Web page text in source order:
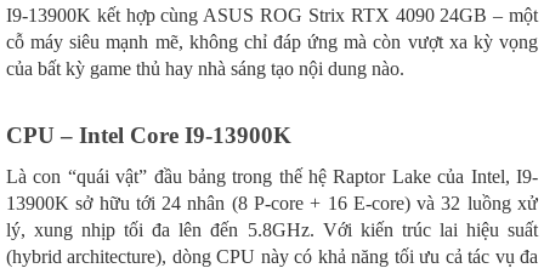
I9-13900K kết hợp cùng ASUS ROG Strix RTX 4090 24GB – một
cỗ máy siêu mạnh mẽ, không chỉ đáp ứng mà còn vượt xa kỳ vọng
của bất kỳ game thủ hay nhà sáng tạo nội dung nào.
CPU – Intel Core I9-13900K
Là con “quái vật” đầu bảng trong thế hệ Raptor Lake của Intel, I9-
13900K sở hữu tới 24 nhân (8 P-core + 16 E-core) và 32 luồng xử
lý, xung nhịp tối đa lên đến 5.8GHz. Với kiến trúc lai hiệu suất
(hybrid architecture), dòng CPU này có khả năng tối ưu cả tác vụ đa